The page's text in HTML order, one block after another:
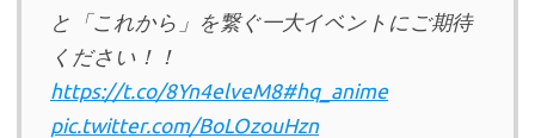
と「これから」を繋ぐ一大イベントにご期待
ください！！
https://t.co/8Yn4elveM8#hq_anime
pic.twitter.com/BoLOzouHzn